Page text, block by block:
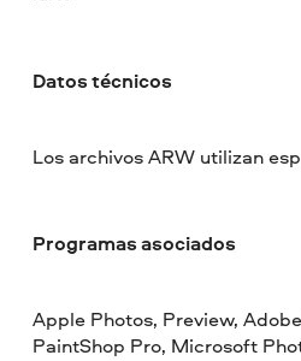
Datos técnicos
Los archivos ARW utilizan
Programas asociados
Apple Photos, Preview,
PaintShop Pro, Microsoft